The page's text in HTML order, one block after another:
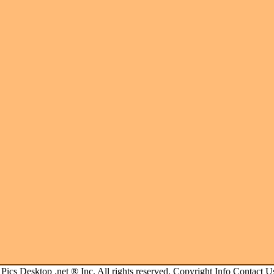
Pics Desktop .net ® Inc. All rights reserved. Copyright Info Contact